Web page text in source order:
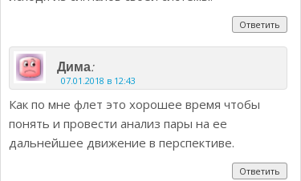
Ответить
Дима:
07.01.2018 в 12:43
Как по мне флет это хорошее время чтобы
понять и провести анализ пары на ее
дальнейшее движение в перспективе.
Ответить